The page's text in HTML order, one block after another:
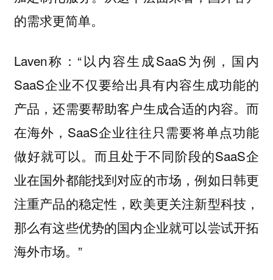
的需求更简单。
Laven称：“以内容生成SaaS为例，国内
SaaS企业不仅要给出具有内容生成功能的
产品，还需要帮助客户生成合适的内容。而
在海外，SaaS企业往往只需要将单点功能
做好就可以。而且处于不同阶段的SaaS企
业在国外都能找到对应的市场，例如日韩更
注重产品的稳定性，欧美更关注新型科技，
那么有这些优势的国内企业就可以尝试开拓
海外市场。”